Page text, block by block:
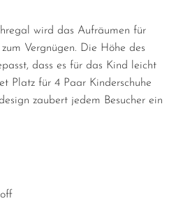
wird das Aufräumen für
Vergnügen. Die Höhe des
dass es für das Kind leicht
Platz für 4 Paar Kinderschuhe
zaubert jedem Besucher ein